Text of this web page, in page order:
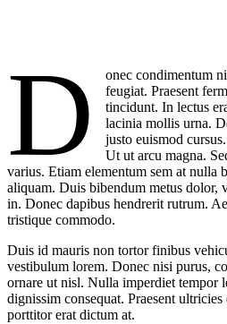
D
onec condimentum
feugiat. Praesent
tincidunt. In lectus
lacinia mollis urna.
justo euismod
Ut ut arcu magna.
varius. Etiam elementum sem at nulla
aliquam. Duis bibendum metus dolor,
in. Donec dapibus hendrerit rutrum.
tristique commodo.
Duis id mauris non tortor finibus
vestibulum lorem. Donec nisi purus,
ornare ut nisl. Nulla imperdiet tempor
dignissim consequat. Praesent ultricies
porttitor erat dictum at.